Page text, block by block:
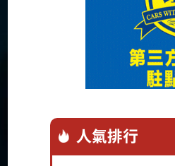
人氣排行